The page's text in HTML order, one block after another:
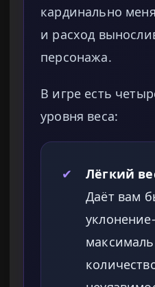
кардинально
и расход
персонажа.
В игре есть
уровня веса:
✔
Лёгкий
Даёт вам